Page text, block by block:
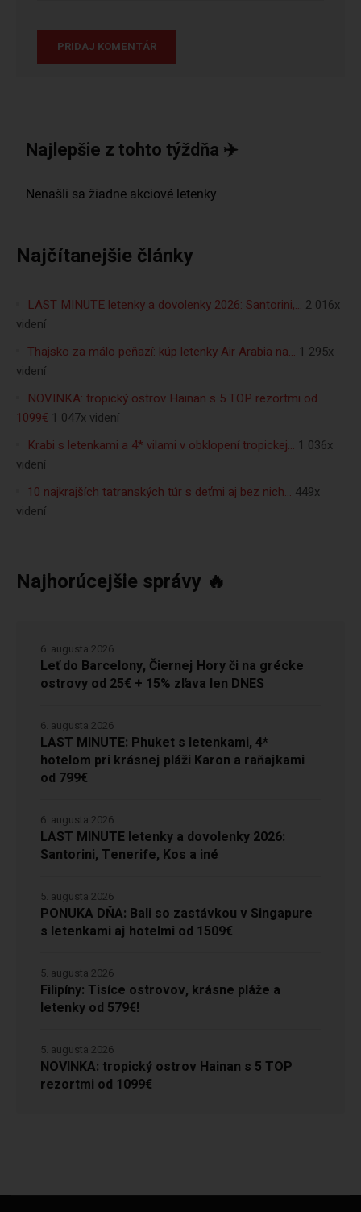
Najlepšie z tohto týždňa ✈️
Najčítanejšie články
LAST MINUTE letenky a dovolenky 2026: Santorini,… 2 016x
videní
Thajsko za málo peňazí: kúp letenky Air Arabia na… 1 295x
videní
NOVINKA: tropický ostrov Hainan s 5 TOP rezortmi od
1099€ 1 047x videní
Krabi s letenkami a 4* vilami v obklopení tropickej… 1 036x
videní
10 najkrajších tatranských túr s deťmi aj bez nich… 449x
videní
Najhorúcejšie správy 🔥
Leť do Barcelony, Čiernej Hory či na grécke
ostrovy od 25€ + 15% zľava len DNES
6. augusta 2026
LAST MINUTE: Phuket s letenkami, 4*
hotelom pri krásnej pláži Karon a raňajkami
od 799€
6. augusta 2026
LAST MINUTE letenky a dovolenky 2026:
Santorini, Tenerife, Kos a iné
6. augusta 2026
PONUKA DŇA: Bali so zastávkou v Singapure
s letenkami aj hotelmi od 1509€
5. augusta 2026
Filipíny: Tisíce ostrovov, krásne pláže a
letenky od 579€!
5. augusta 2026
NOVINKA: tropický ostrov Hainan s 5 TOP
rezortmi od 1099€
5. augusta 2026